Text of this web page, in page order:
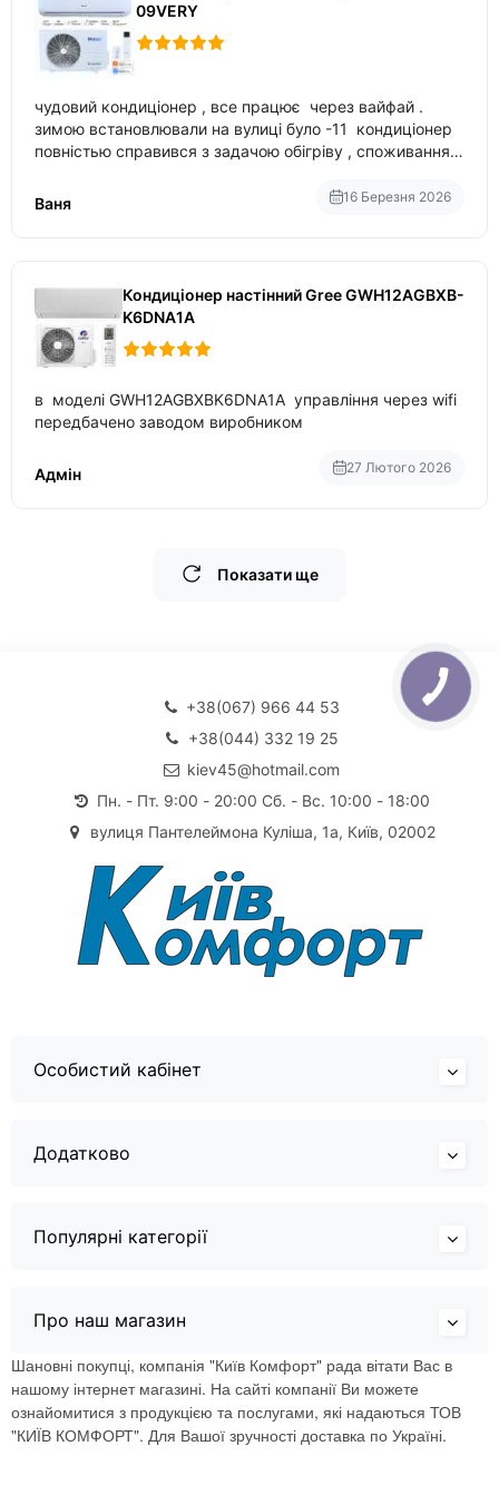
09VERY
чудовий кондиціонер , все працює через вайфай .
зимою встановлювали на вулиці було -11 кондиціонер
повністью справився з задачою обігріву , споживання
температури
Ваня 16 Березня 2026
Кондиціонер настінний Gree GWH12AGBXB-
K6DNA1A
в моделі GWH12AGBXBK6DNA1A управління через wifi
передбачено заводом виробником
Адмін 27 Лютого 2026
Показати ще
+38(067) 966 44 53
+38(044) 332 19 25
kiev45@hotmail.com
Пн. - Пт. 9:00 - 20:00 Сб. - Вс. 10:00 - 18:00
вулиця Пантелеймона Куліша, 1а, Київ, 02002
Особистий кабінет
Додатково
Популярні категорії
Про наш магазин
Шановні покупці, компанія "Київ Комфорт" рада вітати Вас в
нашому інтернет магазині. На сайті компанії Ви можете
ознайомитися з продукцією та послугами, які надаються ТОВ
"КИЇВ КОМФОРТ". Для Вашої зручності доставка по Україні.